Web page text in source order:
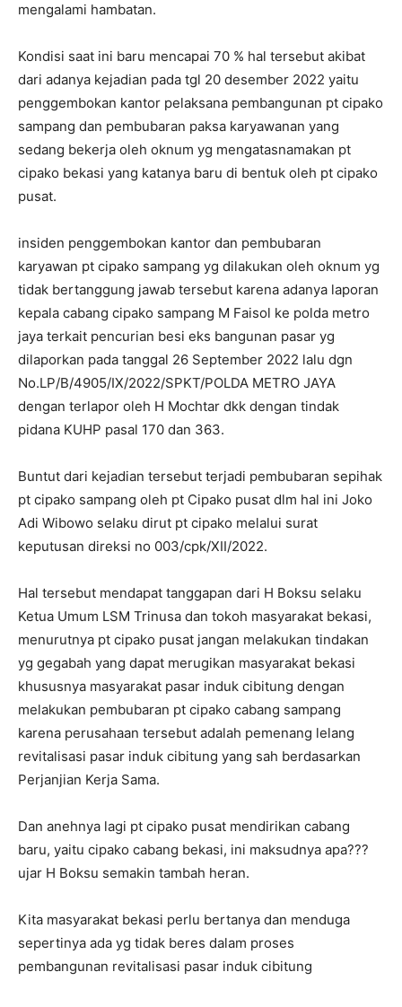
mengalami hambatan.
Kondisi saat ini baru mencapai 70 % hal tersebut akibat
dari adanya kejadian pada tgl 20 desember 2022 yaitu
penggembokan kantor pelaksana pembangunan pt cipako
sampang dan pembubaran paksa karyawanan yang
sedang bekerja oleh oknum yg mengatasnamakan pt
cipako bekasi yang katanya baru di bentuk oleh pt cipako
pusat.
insiden penggembokan kantor dan pembubaran
karyawan pt cipako sampang yg dilakukan oleh oknum yg
tidak bertanggung jawab tersebut karena adanya laporan
kepala cabang cipako sampang M Faisol ke polda metro
jaya terkait pencurian besi eks bangunan pasar yg
dilaporkan pada tanggal 26 September 2022 lalu dgn
No.LP/B/4905/IX/2022/SPKT/POLDA METRO JAYA
dengan terlapor oleh H Mochtar dkk dengan tindak
pidana KUHP pasal 170 dan 363.
Buntut dari kejadian tersebut terjadi pembubaran sepihak
pt cipako sampang oleh pt Cipako pusat dlm hal ini Joko
Adi Wibowo selaku dirut pt cipako melalui surat
keputusan direksi no 003/cpk/XII/2022.
Hal tersebut mendapat tanggapan dari H Boksu selaku
Ketua Umum LSM Trinusa dan tokoh masyarakat bekasi,
menurutnya pt cipako pusat jangan melakukan tindakan
yg gegabah yang dapat merugikan masyarakat bekasi
khususnya masyarakat pasar induk cibitung dengan
melakukan pembubaran pt cipako cabang sampang
karena perusahaan tersebut adalah pemenang lelang
revitalisasi pasar induk cibitung yang sah berdasarkan
Perjanjian Kerja Sama.
Dan anehnya lagi pt cipako pusat mendirikan cabang
baru, yaitu cipako cabang bekasi, ini maksudnya apa???
ujar H Boksu semakin tambah heran.
Kita masyarakat bekasi perlu bertanya dan menduga
sepertinya ada yg tidak beres dalam proses
pembangunan revitalisasi pasar induk cibitung